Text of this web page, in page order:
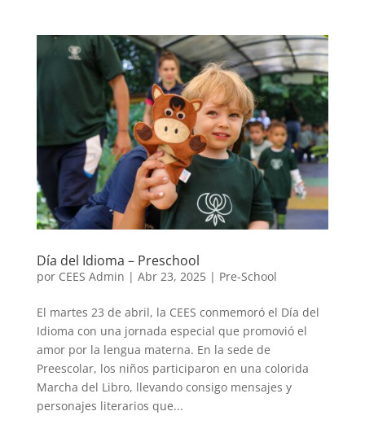
Día del Idioma – Preschool
por CEES Admin | Abr 23, 2025| Pre-School
El martes 23 de abril, la CEES conmemoró el Día del
Idioma con una jornada especial que promovió el
amor por la lengua materna. En la sede de
Preescolar, los niños participaron en una colorida
Marcha del Libro, llevando consigo mensajes y
personajes literarios que...